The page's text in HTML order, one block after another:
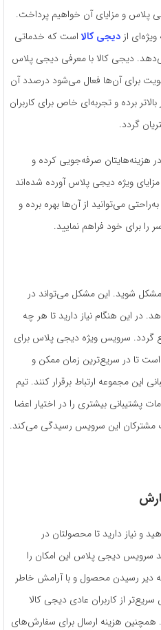
پلاس و مزایای آن خواهیم پرداخت.
از دیجی کالا است که خدماتی
دیجی کالا با معرفی دیجی پلاس
برای آن‌ها فعال می‌شود درصدد آن
برده و تجربه‌ای خاص برای کاربران
گردد.
هزینه‌هایتان صرفه‌جویی کرده و
مزایای ویژه دیجی پلاس آورده شده‌اند
می‌توانید از آن‌ها بهره برده و
برای خود فراهم نمایید.
شوید. این مشکل می‌تواند در
در این هنگام نیاز دارید تا هر چه
گردد. سرویس ویژه دیجی پلاس برای
تا در سریع‌ترین زمان ممکن و
این مجموعه ارتباط برقرار کنند. تیم
پشتیبانی بیشتری را در اختیار اعضا
مشترکان این سرویس رسیدگی می‌کند.
و نیاز دارید تا محصولتان در
سرویس دیجی پلاس این امکان را
دیر رسیدن محصول و با آرامش خاطر
از کاربران عادی دیجی کالا
هزینه ارسال برای سفارش‌های